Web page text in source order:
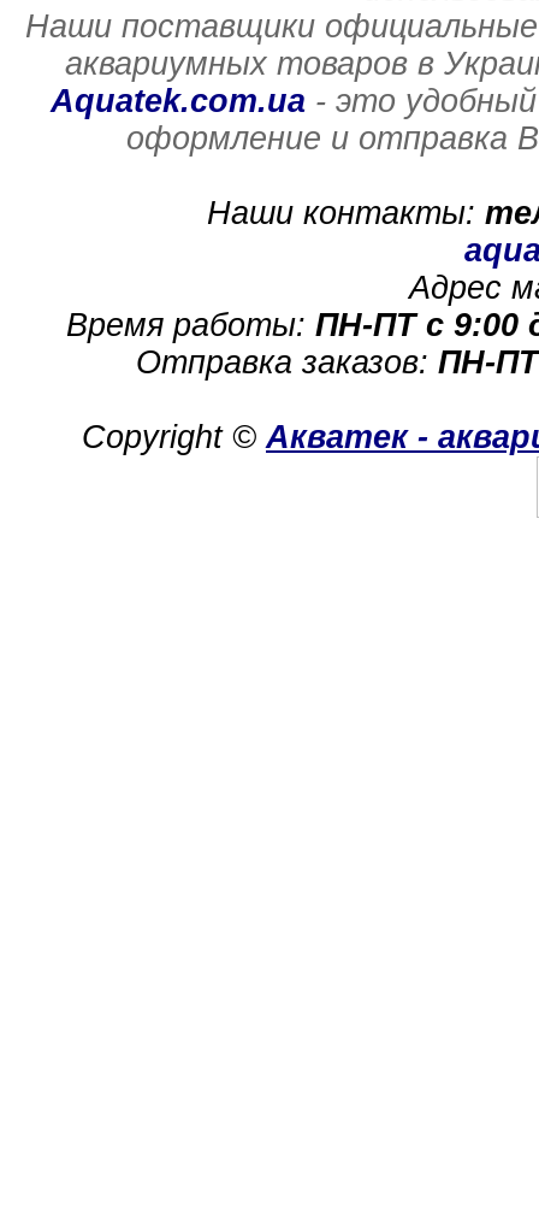
Наши поставщики
аквариумных товаров в
Aquatek.com.ua- это удобный
оформление и отправка
Наши контакты:
Адрес
Время работы: ПН-ПТ с 9:00
Отправка заказов: ПН-ПТ
Copyright ©Акватек -